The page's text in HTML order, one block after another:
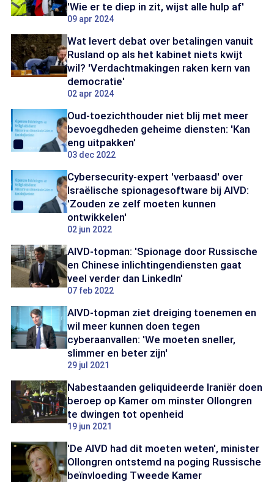
'Wie er te diep in zit, wijst alle hulp af'
09 apr 2024
Wat levert debat over betalingen vanuit
Rusland op als het kabinet niets kwijt
wil? 'Verdachtmakingen raken kern van
democratie'
02 apr 2024
Oud-toezichthouder niet blij met meer
bevoegdheden geheime diensten: 'Kan
eng uitpakken'
03 dec 2022
Cybersecurity-expert 'verbaasd' over
Israëlische spionagesoftware bij AIVD:
'Zouden ze zelf moeten kunnen
ontwikkelen'
02 jun 2022
AIVD-topman: 'Spionage door Russische
en Chinese inlichtingendiensten gaat
veel verder dan LinkedIn'
07 feb 2022
AIVD-topman ziet dreiging toenemen en
wil meer kunnen doen tegen
cyberaanvallen: 'We moeten sneller,
slimmer en beter zijn'
29 jul 2021
Nabestaanden geliquideerde Iraniër doen
beroep op Kamer om minster Ollongren
te dwingen tot openheid
19 jun 2021
'De AIVD had dit moeten weten', minister
Ollongren ontstemd na poging Russische
beïnvloeding Tweede Kamer